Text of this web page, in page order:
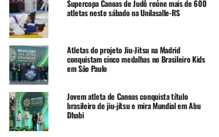
causas sociais da cidade.
Além disso, o Corre Canoas almeja colocar a cidade no
mapa do esporte. Inspirados por Porto Alegre, que se
consolidou como um polo de corrida no sul do Brasil, os
organizadores enxergam um grande potencial em
Canoas.
Vinícius explica que a coordenação tem em média cerca
de 20 pessoas, que acompanham os participantes,
garantem a segurança do percurso e auxiliam quem está
começando.
Supercopa Canoas de Judô reúne mais de 600
atletas neste sábado na Unilasalle-RS
Atletas do projeto Jiu-Jitsu na Madrid
conquistam cinco medalhas no Brasileiro Kids
em São Paulo
Jovem atleta de Canoas conquista título
brasileiro de jiu-jítsu e mira Mundial em Abu
Dhabi